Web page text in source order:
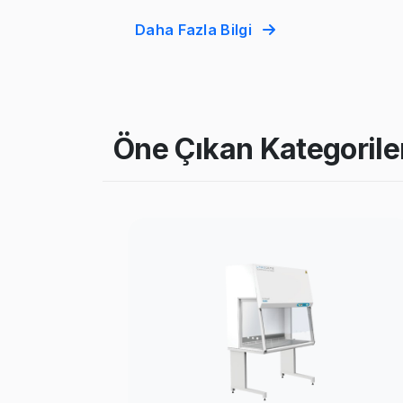
Daha Fazla Bilgi
Öne Çıkan